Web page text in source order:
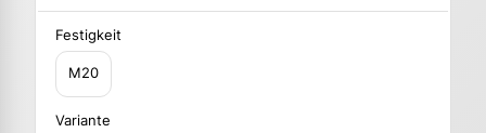
Festigkeit
M20
Variante